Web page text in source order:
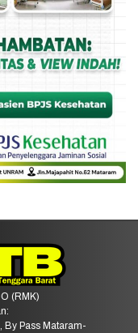
(RMK)
By Pass Mataram-